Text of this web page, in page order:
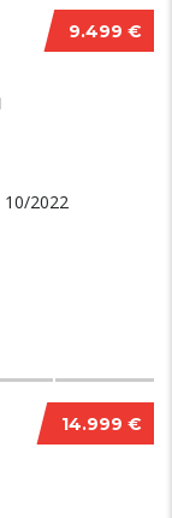
9.499 €
14.999 €